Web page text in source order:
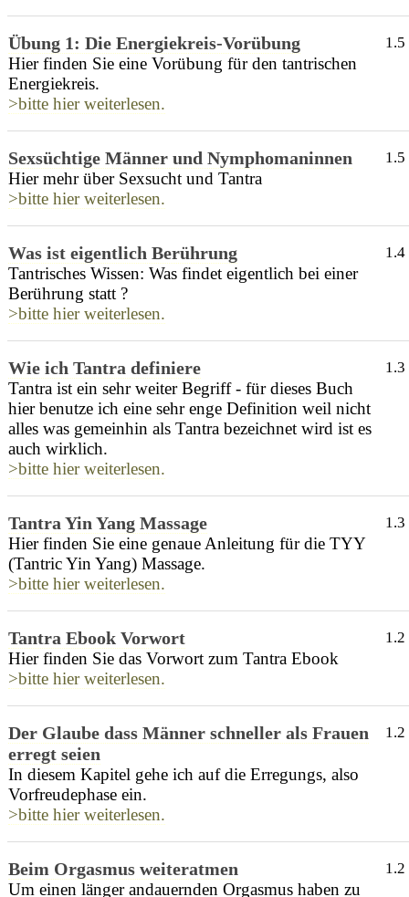
Übung 1: Die Energiekreis-Vorübung
Hier finden Sie eine Vorübung für den tantrischen
Energiekreis.
>bitte hier weiterlesen.
1.5
Sexsüchtige Männer und Nymphomaninnen
Hier mehr über Sexsucht und Tantra
>bitte hier weiterlesen.
1.5
Was ist eigentlich Berührung
Tantrisches Wissen: Was findet eigentlich bei einer
Berührung statt ?
>bitte hier weiterlesen.
1.4
Wie ich Tantra definiere
Tantra ist ein sehr weiter Begriff - für dieses Buch
hier benutze ich eine sehr enge Definition weil nicht
alles was gemeinhin als Tantra bezeichnet wird ist es
auch wirklich.
>bitte hier weiterlesen.
1.3
Tantra Yin Yang Massage
Hier finden Sie eine genaue Anleitung für die TYY
(Tantric Yin Yang) Massage.
>bitte hier weiterlesen.
1.3
Tantra Ebook Vorwort
Hier finden Sie das Vorwort zum Tantra Ebook
>bitte hier weiterlesen.
1.2
Der Glaube dass Männer schneller als Frauen
erregt seien
In diesem Kapitel gehe ich auf die Erregungs, also
Vorfreudephase ein.
>bitte hier weiterlesen.
1.2
Beim Orgasmus weiteratmen
Um einen länger andauernden Orgasmus haben zu
1.2